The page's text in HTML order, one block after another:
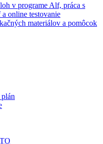
v programe Alf, práca s
online testovanie
materiálov a pomôcok